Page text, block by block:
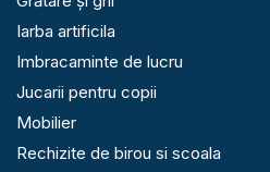
Iarba artificila
Imbracaminte de lucru
Jucarii pentru copii
Mobilier
Rechizite de birou si scoala